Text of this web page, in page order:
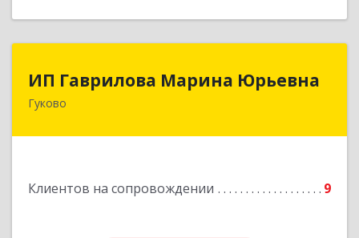
ИП Гаврилова Марина Юрьевна
Гуково
Клиентов на сопровождении 9